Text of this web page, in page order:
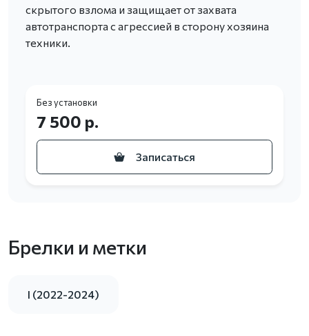
скрытого взлома и защищает от захвата
автотранспорта с агрессией в сторону хозяина
техники.
Без установки
7 500 р.
Записаться
Брелки и метки
I (2022-2024)